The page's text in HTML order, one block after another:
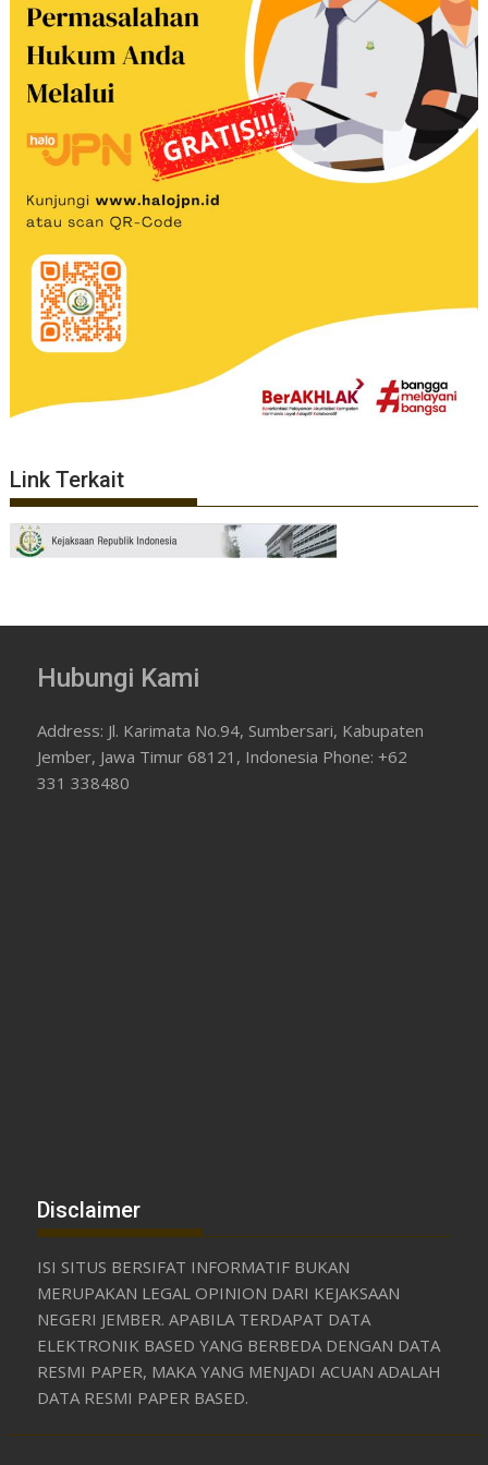
Link Terkait
Hubungi Kami
Address: Jl. Karimata No.94, Sumbersari, Kabupaten
Jember, Jawa Timur 68121, Indonesia Phone: +62
331 338480
Disclaimer
ISI SITUS BERSIFAT INFORMATIF BUKAN
MERUPAKAN LEGAL OPINION DARI KEJAKSAAN
NEGERI JEMBER. APABILA TERDAPAT DATA
ELEKTRONIK BASED YANG BERBEDA DENGAN DATA
RESMI PAPER, MAKA YANG MENJADI ACUAN ADALAH
DATA RESMI PAPER BASED.